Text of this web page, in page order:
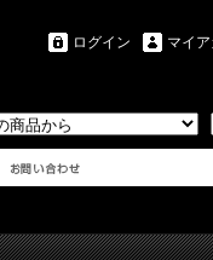
マイア
ログイン